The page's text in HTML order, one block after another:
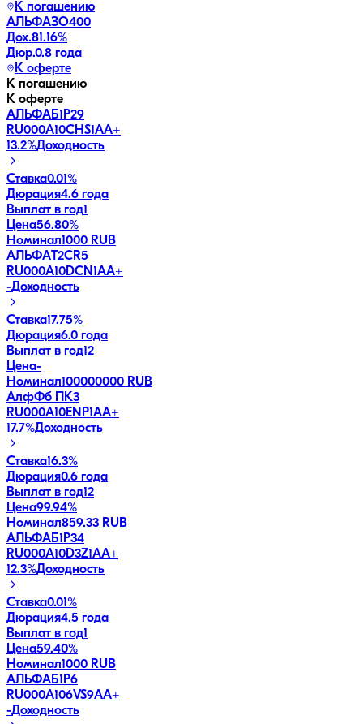
К погашению
АЛЬФАЗО400
Дох.81.16%
Дюр.0.8 года
К оферте
К погашению
К оферте
АЛЬФАБ1Р29
RU000A10CHS1AA+
13.2%Доходность
Ставка0.01%
Дюрация4.6 года
Выплат в год1
Цена56.80%
Номинал1000 RUB
АЛЬФАT2CR5
RU000A10DCN1AA+
-Доходность
Ставка17.75%
Дюрация6.0 года
Выплат в год12
Цена-
Номинал100000000 RUB
АлфФб ПК3
RU000A10ENP1AA+
17.7%Доходность
Ставка16.3%
Дюрация0.6 года
Выплат в год12
Цена99.94%
Номинал859.33 RUB
АЛЬФАБ1Р34
RU000A10D3Z1AA+
12.3%Доходность
Ставка0.01%
Дюрация4.5 года
Выплат в год1
Цена59.40%
Номинал1000 RUB
АЛЬФАБ1Р6
RU000A106VS9AA+
-Доходность